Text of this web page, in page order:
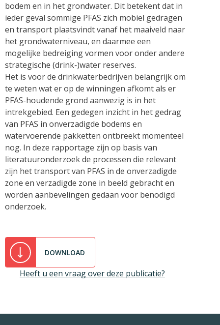
bodem en in het grondwater. Dit betekent dat in
ieder geval sommige PFAS zich mobiel gedragen
en transport plaatsvindt vanaf het maaiveld naar
het grondwaterniveau, en daarmee een
mogelijke bedreiging vormen voor onder andere
strategische (drink-)water reserves.
Het is voor de drinkwaterbedrijven belangrijk om
te weten wat er op de winningen afkomt als er
PFAS-houdende grond aanwezig is in het
intrekgebied. Een gedegen inzicht in het gedrag
van PFAS in onverzadigde bodems en
watervoerende pakketten ontbreekt momenteel
nog. In deze rapportage zijn op basis van
literatuuronderzoek de processen die relevant
zijn het transport van PFAS in de onverzadigde
zone en verzadigde zone in beeld gebracht en
worden aanbevelingen gedaan voor benodigd
onderzoek.
DOWNLOAD
Heeft u een vraag over deze publicatie?